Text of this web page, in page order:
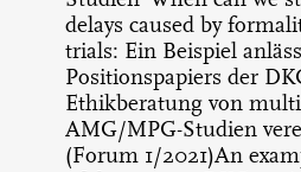
delays caused by
trials: Ein Beispiel
Positionspapiers der
Ethikberatung von
AMG/MPG-Studien
(Forum 1/2021)An